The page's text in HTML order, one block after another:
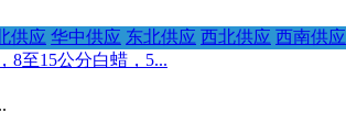
供应 华中供应 东北供应 西北供应 西南供应
8至15公分白蜡，5...